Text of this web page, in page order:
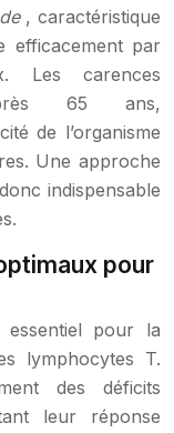
, caractéristique
efficacement par
Les carences
65 ans,
de l’organisme
Une approche
indispensable
pour
essentiel pour la
lymphocytes T.
des déficits
leur réponse